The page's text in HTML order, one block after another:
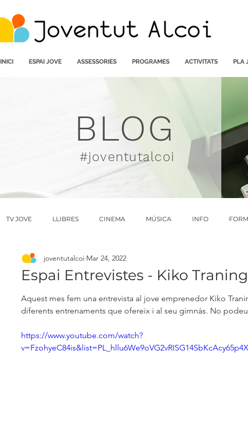
INICI ESPAI JOVE ASSESSORIES PROGRAMES ACTIVITATS PLA
BLOG
#joventutalcoi
TV JOVE LLIBRES CINEMA MÚSICA INFO
Espai Entrevistes - Kiko Traning
joventutalcoi Mar 24, 2022
Aquest mes fem una entrevista al jove emprenedor Kiko
diferents entrenaments que ofereix i al seu gimnàs. No
https://www.youtube.com/watch?